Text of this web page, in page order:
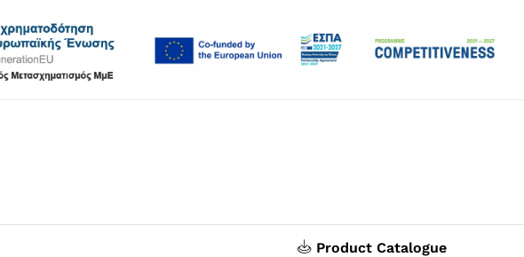
Product Catalogue